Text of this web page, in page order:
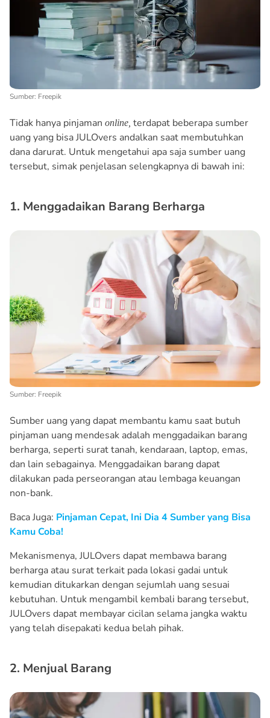
Sumber: Freepik
Tidak hanya pinjaman online, terdapat beberapa sumber
uang yang bisa JULOvers andalkan saat membutuhkan
dana darurat. Untuk mengetahui apa saja sumber uang
tersebut, simak penjelasan selengkapnya di bawah ini:
1. Menggadaikan Barang Berharga
Sumber: Freepik
Sumber uang yang dapat membantu kamu saat butuh
pinjaman uang mendesak adalah menggadaikan barang
berharga, seperti surat tanah, kendaraan, laptop, emas,
dan lain sebagainya. Menggadaikan barang dapat
dilakukan pada perseorangan atau lembaga keuangan
non-bank.
Baca Juga: Pinjaman Cepat, Ini Dia 4 Sumber yang Bisa
Kamu Coba!
Mekanismenya, JULOvers dapat membawa barang
berharga atau surat terkait pada lokasi gadai untuk
kemudian ditukarkan dengan sejumlah uang sesuai
kebutuhan. Untuk mengambil kembali barang tersebut,
JULOvers dapat membayar cicilan selama jangka waktu
yang telah disepakati kedua belah pihak.
2. Menjual Barang